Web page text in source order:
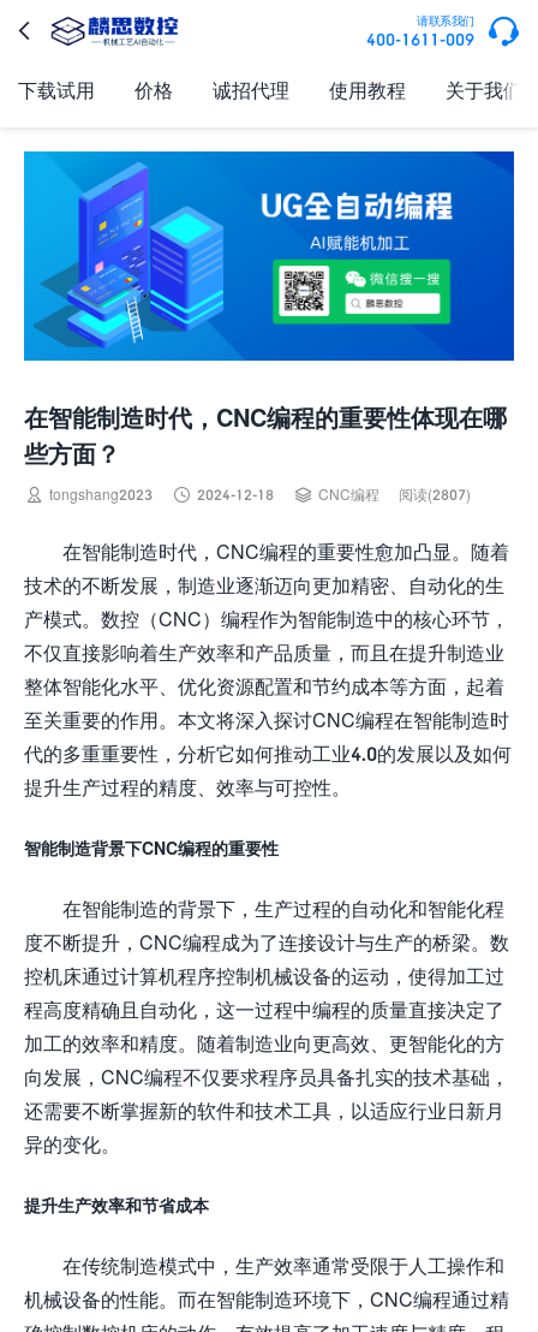
 请联系我们
400-1611-009 
下载试用 价格 诚招代理 使用教程 关于我们
在智能制造时代，CNC编程的重要性体现在哪
些方面？
 tongshang2023  2024-12-18  CNC编程 阅读(2807)
在智能制造时代，CNC编程的重要性愈加凸显。随着
技术的不断发展，制造业逐渐迈向更加精密、自动化的生
产模式。数控（CNC）编程作为智能制造中的核心环节，
不仅直接影响着生产效率和产品质量，而且在提升制造业
整体智能化水平、优化资源配置和节约成本等方面，起着
至关重要的作用。本文将深入探讨CNC编程在智能制造时
代的多重重要性，分析它如何推动工业4.0的发展以及如何
提升生产过程的精度、效率与可控性。
智能制造背景下CNC编程的重要性
在智能制造的背景下，生产过程的自动化和智能化程
度不断提升，CNC编程成为了连接设计与生产的桥梁。数
控机床通过计算机程序控制机械设备的运动，使得加工过
程高度精确且自动化，这一过程中编程的质量直接决定了
加工的效率和精度。随着制造业向更高效、更智能化的方
向发展，CNC编程不仅要求程序员具备扎实的技术基础，
还需要不断掌握新的软件和技术工具，以适应行业日新月
异的变化。
提升生产效率和节省成本
在传统制造模式中，生产效率通常受限于人工操作和
机械设备的性能。而在智能制造环境下，CNC编程通过精